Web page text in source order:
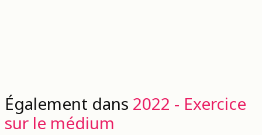
Également dans 2022 - Exercice
sur le médium